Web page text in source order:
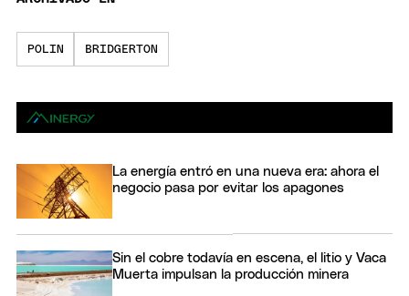
POLIN BRIDGERTON
La energía entró en una nueva era: ahora el
negocio pasa por evitar los apagones
Sin el cobre todavía en escena, el litio y Vaca
Muerta impulsan la producción minera